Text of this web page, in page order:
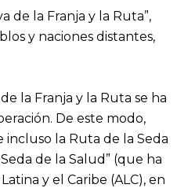
de la Franja y la Ruta”,
y naciones distantes,
la Franja y la Ruta se ha
De este modo,
incluso la Ruta de la Seda
de la Salud” (que ha
y el Caribe (ALC), en